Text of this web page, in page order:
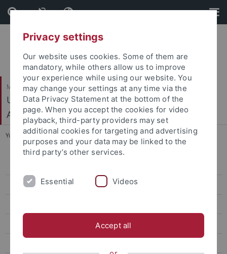
Skip
to
content
Skip
to
footer
Mathematisch-Naturwissenschaftliche Fakultät
Urgeschichte und Naturwissenschaftliche
Archäologie
You are here: Startseite ... Dr. Knut Bretzke
Aktuelles
Privacy settings
Our website uses cookies. Some of them are
mandatory, while others allow us to improve
your experience while using our website. You
may change your settings at any time via the
Data Privacy Statement at the bottom of the
page. When you accept the cookies for video
playback, third-party providers may set
additional cookies for targeting and advertising
purposes and your data may be linked to the
third party’s other services.
Essential Videos
Accept all